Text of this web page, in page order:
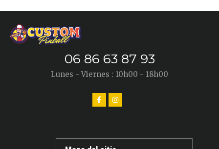
06 86 63 87 93
Lunes - Viernes : 10h00 - 18h00